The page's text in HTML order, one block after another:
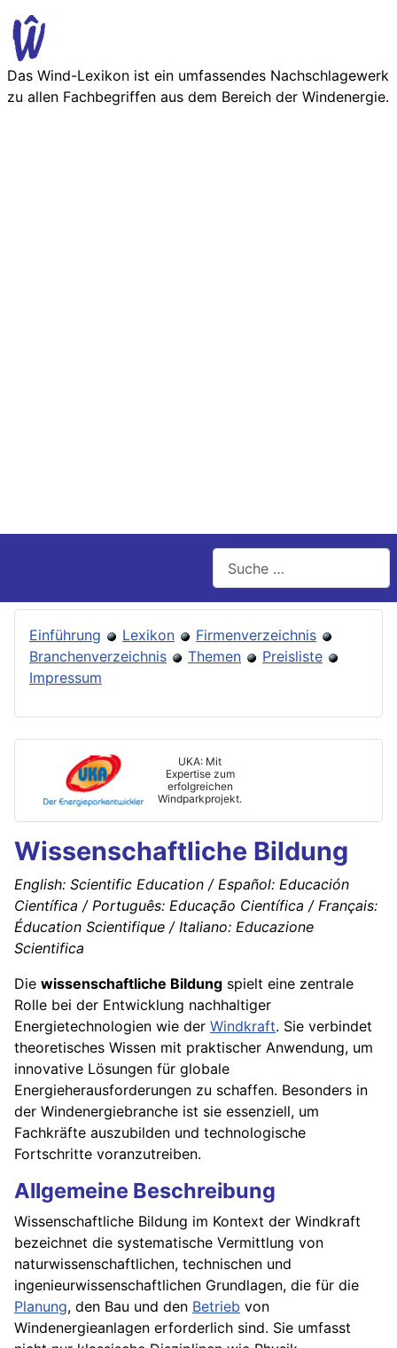
Das Wind-Lexikon ist ein umfassendes Nachschlage­werk
zu allen Fachbegriffen aus dem Bereich der Wind­energie.
Einführung Lexikon
Firmenverzeichnis
Branchenverzeichnis
Themen
Preisliste
Impressum
UKA: Mit
Expertise zum
erfolgreichen
Windparkprojekt.
Wissenschaftliche Bildung
English: Scientific Education / Español: Educación
Científica / Português: Educação Científica / Français:
Éducation Scientifique / Italiano: Educazione
Scientifica
Die wissenschaftliche Bildung spielt eine zentrale
Rolle bei der Entwicklung nachhaltiger
Energietechnologien wie der Windkraft. Sie verbindet
theoretisches Wissen mit praktischer Anwendung, um
innovative Lösungen für globale
Energieherausforderungen zu schaffen. Besonders in
der Windenergiebranche ist sie essenziell, um
Fachkräfte auszubilden und technologische
Fortschritte voranzutreiben.
Allgemeine Beschreibung
Wissenschaftliche Bildung im Kontext der Windkraft
bezeichnet die systematische Vermittlung von
naturwissenschaftlichen, technischen und
ingenieurwissenschaftlichen Grundlagen, die für die
Planung, den Bau und den Betrieb von
Windenergieanlagen erforderlich sind. Sie umfasst